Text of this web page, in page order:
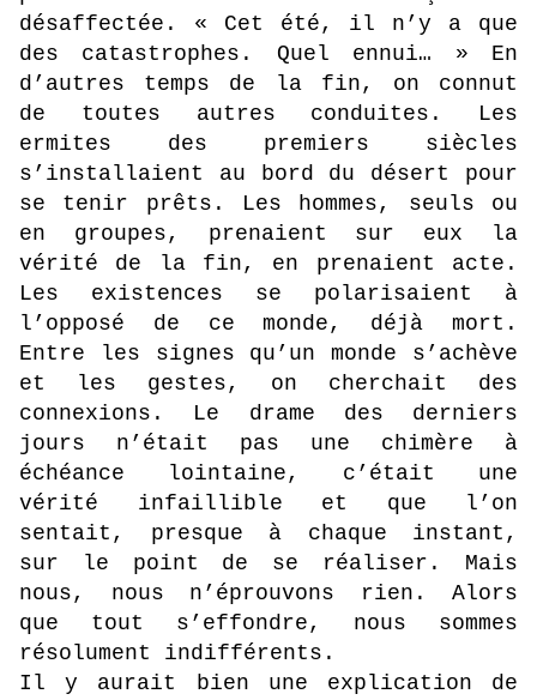
désaffectée. « Cet été, il n’y a que
des catastrophes. Quel ennui… » En
d’autres temps de la fin, on connut
de toutes autres conduites. Les
ermites des premiers siècles
s’installaient au bord du désert pour
se tenir prêts. Les hommes, seuls ou
en groupes, prenaient sur eux la
vérité de la fin, en prenaient acte.
Les existences se polarisaient à
l’opposé de ce monde, déjà mort.
Entre les signes qu’un monde s’achève
et les gestes, on cherchait des
connexions. Le drame des derniers
jours n’était pas une chimère à
échéance lointaine, c’était une
vérité infaillible et que l’on
sentait, presque à chaque instant,
sur le point de se réaliser. Mais
nous, nous n’éprouvons rien. Alors
que tout s’effondre, nous sommes
résolument indifférents.
Il y aurait bien une explication de